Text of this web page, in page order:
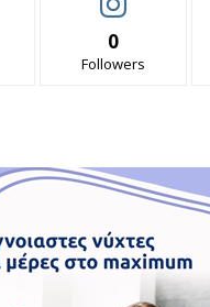
0
Followers